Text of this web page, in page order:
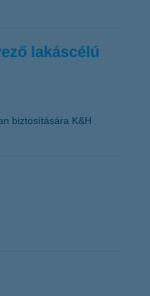
lakáscélú
biztosítására K&H